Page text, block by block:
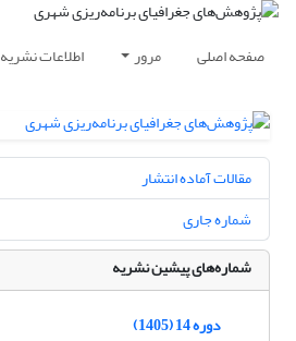
صفحه اصلی مرور اطلاعات نشریه
مقالات آماده انتشار
شماره جاری
شماره‌های پیشین نشریه
دوره 14 (1405)